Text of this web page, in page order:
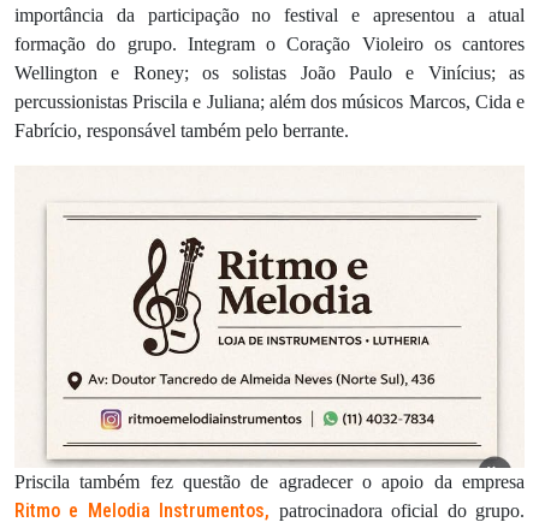
importância da participação no festival e apresentou a atual
formação do grupo. Integram o Coração Violeiro os cantores
Wellington e Roney; os solistas João Paulo e Vinícius; as
percussionistas Priscila e Juliana; além dos músicos Marcos, Cida e
Fabrício, responsável também pelo berrante.
Priscila também fez questão de agradecer o apoio da empresa
Ritmo e Melodia Instrumentos, patrocinadora oficial do grupo.